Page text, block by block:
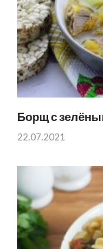
Борщ с
22.07.2021